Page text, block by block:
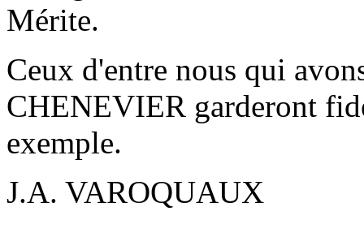
Mérite.
Ceux d'entre nous qui
CHENEVIER garderont
exemple.
J.A. VAROQUAUX